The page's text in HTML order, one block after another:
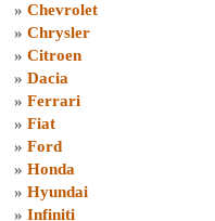
» Chevrolet
» Chrysler
» Citroen
» Dacia
» Ferrari
» Fiat
» Ford
» Honda
» Hyundai
» Infiniti